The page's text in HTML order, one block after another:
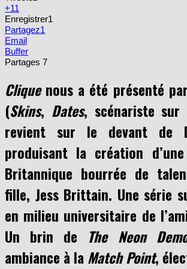
+11
Enregistrer1
Partagez1
Email
Buffer
Partages 7
Cliquenous a été présenté
(Skins, Dates, scénariste sur
revient sur le devant de
produisant la création
Britannique bourrée de
fille, Jess Brittain. Une série
en milieu universitaire de
Un brin de The Neon
ambiance à la Match Point,